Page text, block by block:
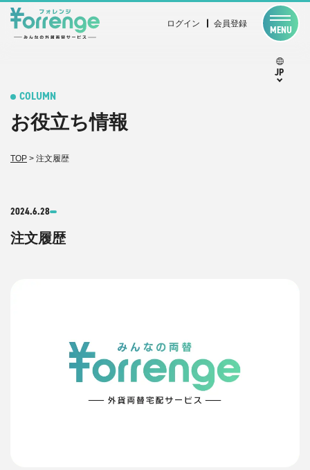
ログイン 会員登録
MENU
JP
COLUMN
お役立ち情報
TOP > 注文履歴
2024.6.28
注文履歴